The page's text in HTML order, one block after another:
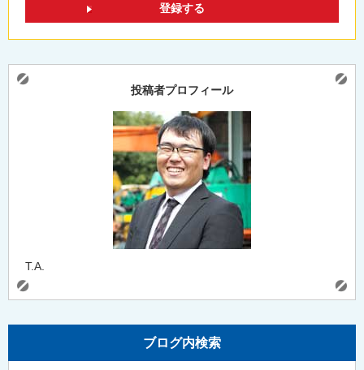
投稿者プロフィール
T.A.
ブログ内検索